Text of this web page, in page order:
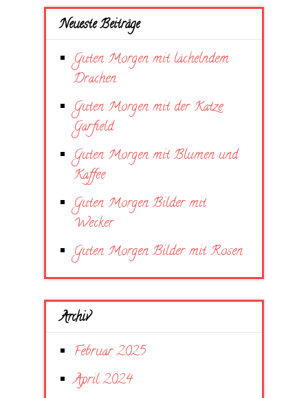
Neueste Beiträge
Guten Morgen mit lächelndem
Drachen
Guten Morgen mit der Katze
Garfield
Guten Morgen mit Blumen und
Kaffee
Guten Morgen Bilder mit
Wecker
Guten Morgen Bilder mit Rosen
Archiv
Februar 2025
April 2024